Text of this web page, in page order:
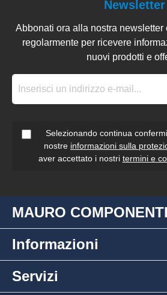
Newsletter
Abbonati ora alla nostra
regolarmente per ricevere
nuovi prodotti e
Selezionando continua
nostre informazioni sulla
aver accettato i nostri termini e
MAURO
Informazioni
Servizi